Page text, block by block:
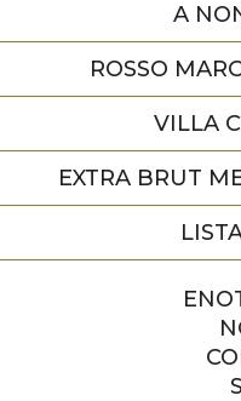
A
ROSSO
VILLA
EXTRA BRUT
Vigneto Fogliano
Vigneto Fogliano